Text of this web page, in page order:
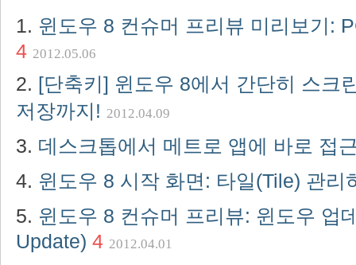
윈도우 8 컨슈머 프리뷰 미리보기:
4 2012.05.06
[단축키] 윈도우 8에서 간단히 스크
저장까지! 2012.04.09
데스크톱에서 메트로 앱에 바로 접
윈도우 8 시작 화면: 타일(Tile) 관리
윈도우 8 컨슈머 프리뷰: 윈도우 업
Update) 4 2012.04.01